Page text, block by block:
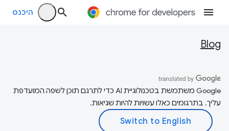
היכנס
Blog
‫Google משתמשת בטכנולוגיית AI כדי לתרגם תוכן לשפה המועדפת
עליך. בתרגומים כאלו עשויות להיות שגיאות.